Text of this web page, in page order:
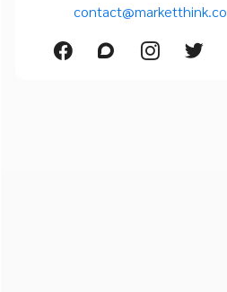
contact@marketthink.co